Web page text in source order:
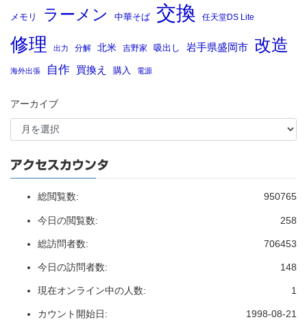
メモリ ラーメン 中華そば 交換 任天堂DS Lite
修理 出力 分解 北米 吉野家 吸出し 岩手県盛岡市 改造
海外出張 自作 買換え 購入 電源
アーカイブ
アクセスカウンタ
950765
総閲覧数:
258
今日の閲覧数:
706453
総訪問者数:
148
今日の訪問者数:
1
現在オンライン中の人数:
1998-08-21
カウント開始日: